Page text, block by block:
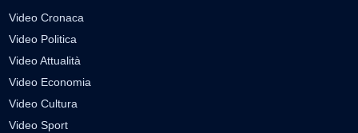
Video Cronaca
Video Politica
Video Attualità
Video Economia
Video Cultura
Video Sport